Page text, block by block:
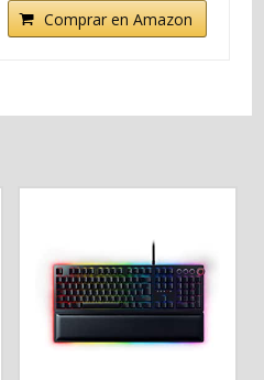
Comprar en Amazon